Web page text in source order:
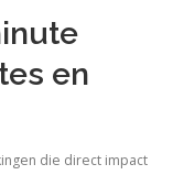
en
die direct impact